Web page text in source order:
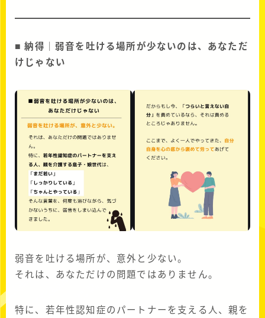
■ 納得｜弱音を吐ける場所が少ないのは、あなただ
けじゃない
弱音を吐ける場所が、意外と少ない。
それは、あなただけの問題ではありません。
特に、若年性認知症のパートナーを支える人、親を